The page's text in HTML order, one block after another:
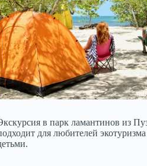
в парк ламантинов из
для любителей